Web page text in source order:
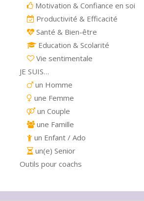
Motivation & Confiance en soi
Productivité & Efficacité
Santé & Bien-être
Education & Scolarité
Vie sentimentale
JE SUIS…
un Homme
une Femme
un Couple
une Famille
un Enfant / Ado
un(e) Senior
Outils pour coachs